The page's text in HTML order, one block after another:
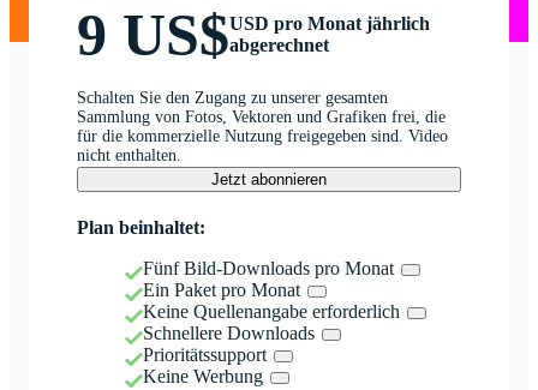
9 US$USD pro Monat jährlich
abgerechnet
Schalten Sie den Zugang zu unserer gesamten
Sammlung von Fotos, Vektoren und Grafiken frei, die
für die kommerzielle Nutzung freigegeben sind. Video
nicht enthalten.
Jetzt abonnieren
Plan beinhaltet:
Fünf Bild-Downloads pro Monat
Ein Paket pro Monat
Keine Quellenangabe erforderlich
Schnellere Downloads
Prioritätssupport
Keine Werbung